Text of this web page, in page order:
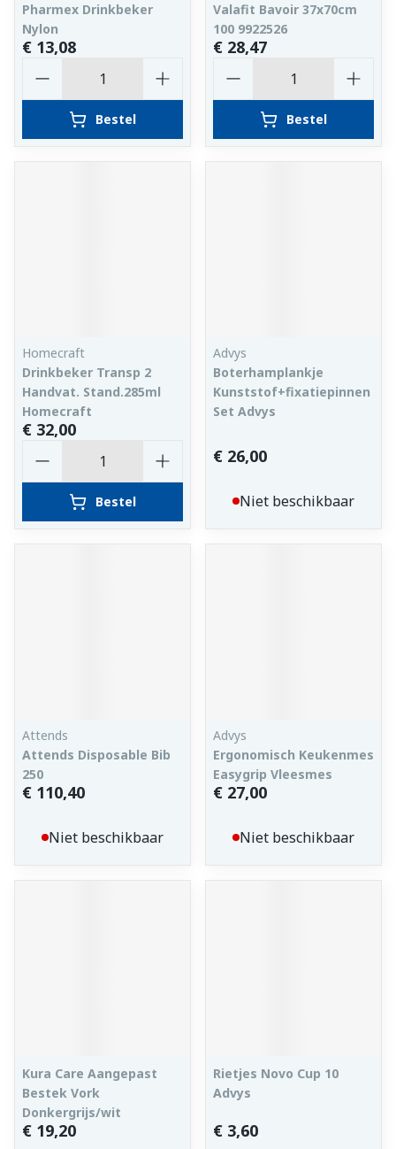
Pharmex Drinkbeker
Nylon
€ 13,08
Bestel
Valafit Bavoir 37x70cm
100 9922526
€ 28,47
Bestel
Homecraft
Drinkbeker Transp 2
Handvat. Stand.285ml
Homecraft
€ 32,00
Bestel
Advys
Boterhamplankje
Kunststof+fixatiepinnen
Set Advys
€ 26,00
Niet beschikbaar
Attends
Attends Disposable Bib
250
€ 110,40
Niet beschikbaar
Advys
Ergonomisch Keukenmes
Easygrip Vleesmes
€ 27,00
Niet beschikbaar
Kura Care Aangepast
Bestek Vork
Donkergrijs/wit
€ 19,20
Rietjes Novo Cup 10
Advys
€ 3,60